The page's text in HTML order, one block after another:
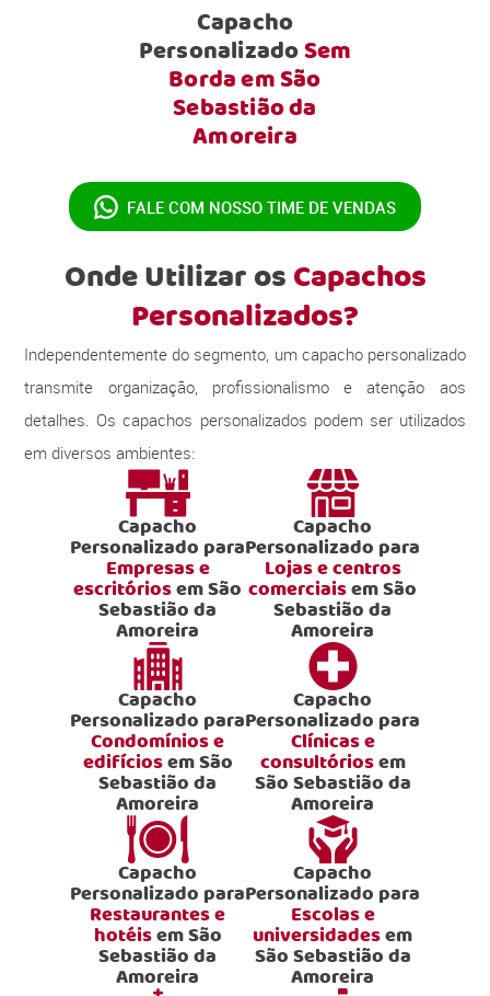
Capacho
PersonalizadoSem
Borda em São
Sebastião da
Amoreira
FALE COM NOSSO TIME DE VENDAS
Onde Utilizar osCapachos
Personalizados?
Independentemente do segmento, um capacho personalizado
transmite organização, profissionalismo e atenção aos
detalhes. Os capachos personalizados podem ser utilizados
em diversos ambientes:
Capacho
Personalizado para
Empresas e
escritóriosem São
Sebastião da
Amoreira
Capacho
Personalizado para
Lojas e centros
comerciaisem São
Sebastião da
Amoreira
Capacho
Personalizado para
Condomínios e
edifíciosem São
Sebastião da
Amoreira
Capacho
Personalizado para
Clínicas e
consultóriosem
São Sebastião da
Amoreira
Capacho
Personalizado para
Restaurantes e
hotéisem São
Sebastião da
Amoreira
Capacho
Personalizado para
Escolas e
universidadesem
São Sebastião da
Amoreira